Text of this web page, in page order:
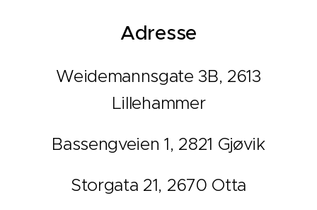
Adresse
Weidemannsgate 3B, 2613
Lillehammer
Bassengveien 1, 2821 Gjøvik
Storgata 21, 2670 Otta